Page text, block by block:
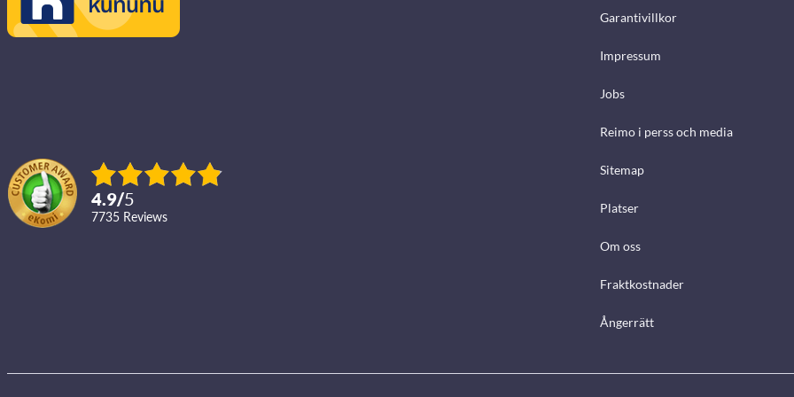
4.9/5
7735 reviews
Garantivillkor
Impressum
Jobs
Reimo i perss och media
Sitemap
Platser
Om oss
Fraktkostnader
Ångerrätt